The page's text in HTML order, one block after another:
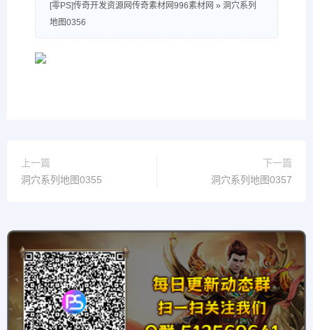
[零PS]传奇开发资源网传奇素材网996素材网 » 洞穴系列
地图0356
上一篇
洞穴系列地图0355
下一篇
洞穴系列地图0357